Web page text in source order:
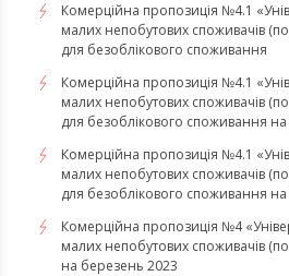
​​​​​​​Комерційна пропозиція №4.1
малих непобутових споживачів
для безоблікового споживання
Комерційна пропозиція №4.1
малих непобутових споживачів
для безоблікового споживання
Комерційна пропозиція №4.1
малих непобутових споживачів
для безоблікового споживання
​​​​​​​Комерційна пропозиція №4
малих непобутових споживачів
на березень 2023